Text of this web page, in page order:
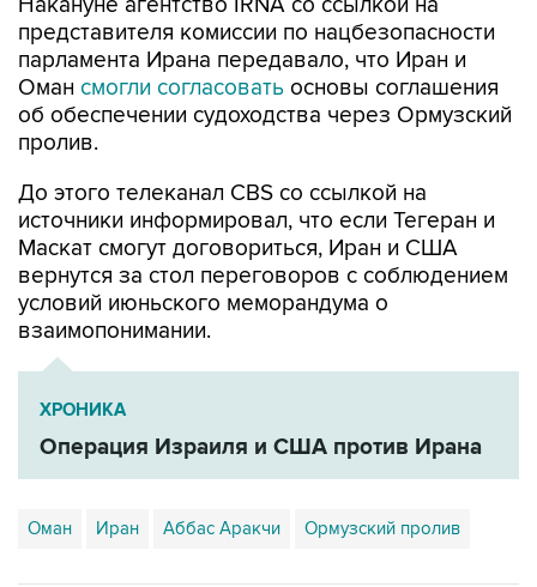
Накануне агентство IRNA со ссылкой на
представителя комиссии по нацбезопасности
парламента Ирана передавало, что Иран и
Оман смогли согласовать основы соглашения
об обеспечении судоходства через Ормузский
пролив.
До этого телеканал CBS со ссылкой на
источники информировал, что если Тегеран и
Маскат смогут договориться, Иран и США
вернутся за стол переговоров с соблюдением
условий июньского меморандума о
взаимопонимании.
ХРОНИКА
Операция Израиля и США против Ирана
Оман Иран Аббас Аракчи Ормузский пролив